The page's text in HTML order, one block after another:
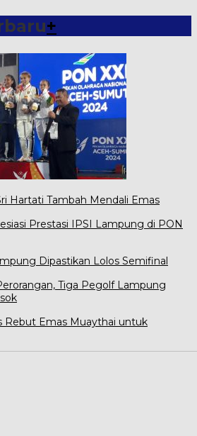
+
Hartati Tambah Mendali Emas
Prestasi IPSI Lampung di PON
Dipastikan Lolos Semifinal
Tiga Pegolf Lampung
Rebut Emas Muaythai untuk